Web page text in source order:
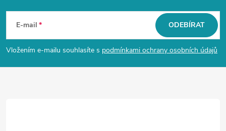
p
a
E-mail
Vložením e-mailu souhlasíte s podmínkami ochrany osobních údajů
ODEBÍRAT